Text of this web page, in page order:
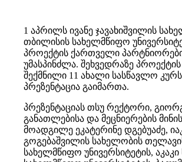
1 აპრილს ივანე ჯავახიშვილის
თბილისის სახელმწიფო
პროექტის ქართველი
უმასპინძლა. შეხვედრაზე
შექმნილი 11 ახალი სასწავლო
პრეზენტაცია გაიმართა.
პრეზენტაციას თსუ რექტორი,
განათლებისა და მეცნიერების
მოადგილე ეკატერინე დგებუაძე,
გოგებაშვილის სახელობის
სახელმწიფო უნივერსიტეტის,